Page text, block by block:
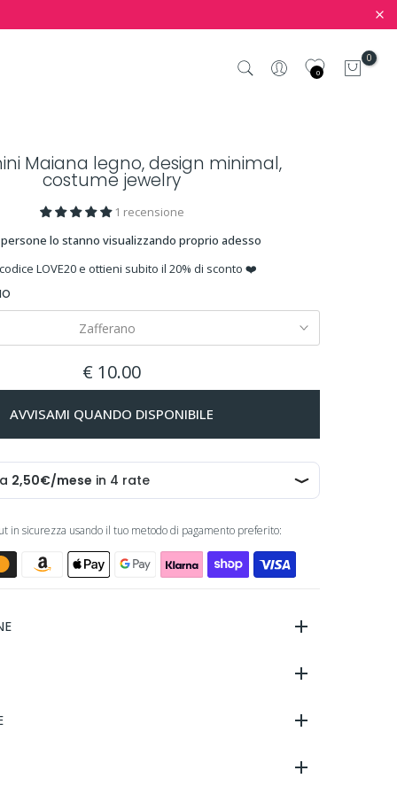
0
0
Maiana legno, design minimal,
costume jewelry
1 recensione
lo stanno visualizzando proprio adesso
LOVE20 e ottieni subito il 20% di sconto ❤️
Zafferano
€ 10.00
AVVISAMI QUANDO DISPONIBILE
in sicurezza usando il tuo metodo di pagamento preferito: